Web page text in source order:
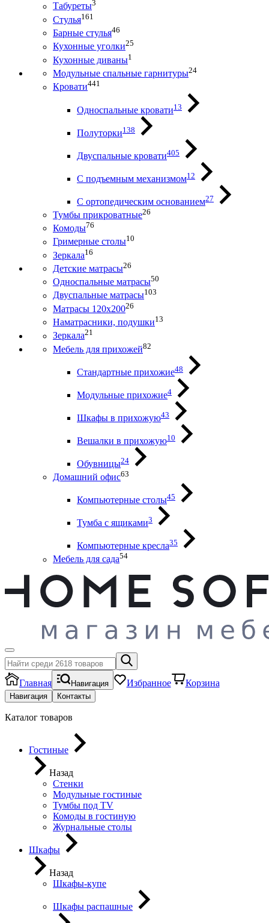
Табуреты3
Стулья161
Барные стулья46
Кухонные уголки25
Кухонные диваны1
Модульные спальные гарнитуры24
Кровати441
Односпальные кровати13
Полуторки138
Двуспальные кровати405
С подъемным механизмом12
С ортопедическим основанием27
Тумбы прикроватные26
Комоды76
Гримерные столы10
Зеркала16
Детские матрасы26
Односпальные матрасы50
Двуспальные матрасы103
Матрасы 120х20026
Наматрасники, подушки13
Зеркала21
Мебель для прихожей82
Стандартные прихожие48
Модульные прихожие4
Шкафы в прихожую43
Вешалки в прихожую10
Обувницы24
Домашний офис63
Компьютерные столы45
Тумба с ящиками3
Компьютерные кресла35
Мебель для сада54
Главная Навигация Избранное Корзина
Навигация Контакты
Каталог товаров
Гостиные
Назад
Стенки
Модульные гостиные
Тумбы под ТV
Комоды в гостиную
Журнальные столы
Шкафы
Назад
Шкафы-купе
Шкафы распашные